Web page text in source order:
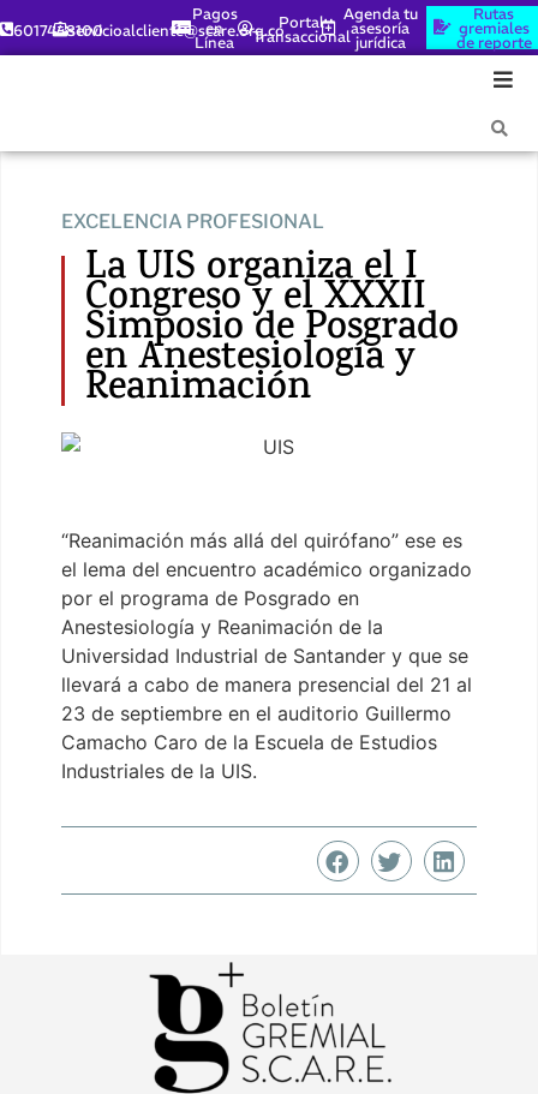
6017448100servicioalcliente@scare.org.co
Pagos
en
Línea
Portal
Transaccional
Agenda tu
asesoría
jurídica
Rutas
gremiales
de reporte
EXCELENCIA PROFESIONAL
La UIS organiza el I
Congreso y el XXXII
Simposio de Posgrado
en Anestesiología y
Reanimación
“Reanimación más allá del quirófano” ese es
el lema del encuentro académico organizado
por el programa de Posgrado en
Anestesiología y Reanimación de la
Universidad Industrial de Santander y que se
llevará a cabo de manera presencial del 21 al
23 de septiembre en el auditorio Guillermo
Camacho Caro de la Escuela de Estudios
Industriales de la UIS.